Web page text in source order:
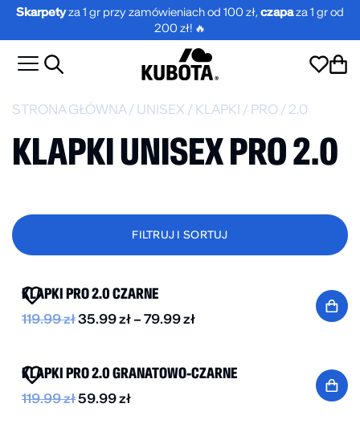
Skarpetyza 1 gr przy zamówieniach od 100 zł,czapaza 1 gr od
200 zł! 🔥
STRONA GŁÓWNA / UNISEX / KLAPKI / PRO / 2.0
KLAPKI UNISEX PRO 2.0
FILTRUJ I SORTUJ
BESTSELLER DO -70%
KLAPKI PRO 2.0 CZARNE
119.99zł35.99zł – 79.99zł
KLAPKI PRO 2.0 GRANATOWO-CZARNE
119.99zł59.99zł